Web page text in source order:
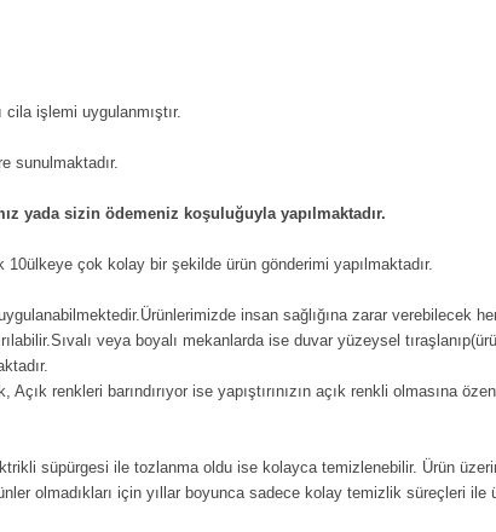
cila işlemi uygulanmıştır.
sunulmaktadır.
yada sizin ödemeniz koşuluğuyla yapılmaktadır.
çok kolay bir şekilde ürün gönderimi yapılmaktadır.
insan sağlığına zarar verebilecek
veya boyalı mekanlarda ise duvar yüzeysel
renkleri barındırıyor ise yapıştırınızın açık renkli olmasına özen
süpürgesi ile tozlanma oldu ise kolayca temizlenebilir. Ürün
olmadıkları için yıllar boyunca sadece kolay temizlik süreçleri ile